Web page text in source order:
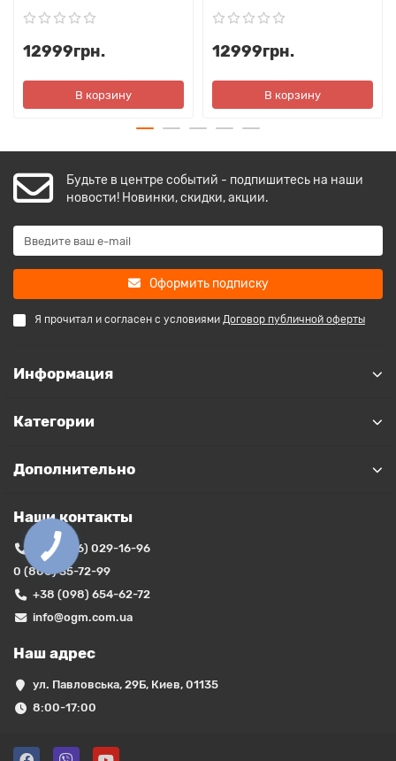
12999грн.
В корзину
12999грн.
В корзину
Будьте в центре событий - подпишитесь на наши
новости! Новинки, скидки, акции.
Оформить подписку
Я прочитал и согласен с условиями Договор публичной оферты
Информация
Категории
Дополнительно
Наши контакты
+38 (066) 029-16-96
0 (800) 35-72-99
+38 (098) 654-62-72
info@ogm.com.ua
Наш адрес
ул. Павловська, 29Б, Киев, 01135
8:00-17:00